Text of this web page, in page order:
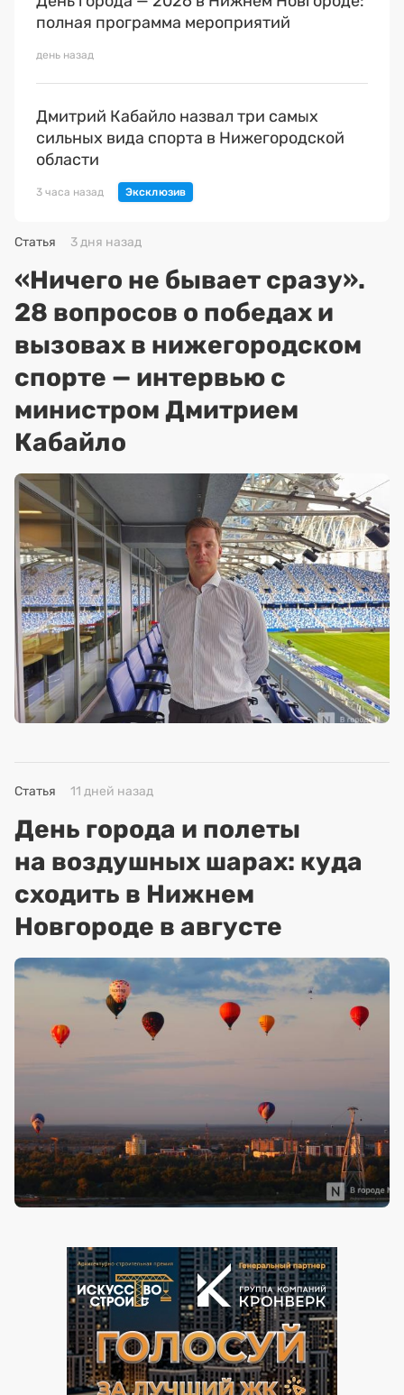
полная программа мероприятий
день назад
Дмитрий Кабайло назвал три самых
сильных вида спорта в Нижегородской
области
3 часа назад
Статья 3 дня назад
«Ничего не бывает сразу».
28 вопросов о победах и
вызовах в нижегородском
спорте — интервью с
министром Дмитрием
Кабайло
Статья 11 дней назад
День города и полеты
на воздушных шарах: куда
сходить в Нижнем
Новгороде в августе